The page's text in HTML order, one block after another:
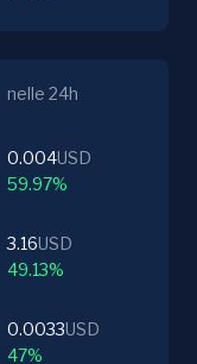
nelle 24h
0.004USD
59.97%
3.16USD
49.13%
0.0033USD
47%